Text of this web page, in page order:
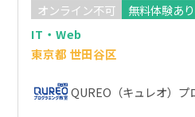
オンライン不可
無料体験あり
IT・Web
東京都 世田谷区
QUREO（キュレオ）プ